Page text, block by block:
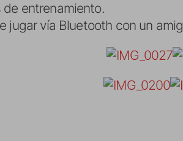
de entrenamiento.
jugar vía Bluetooth con un